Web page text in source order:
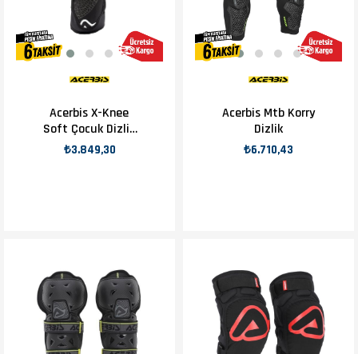
Acerbis X-Knee
Soft Çocuk Dizlik
Siyah Beyaz
₺3.849,30
Acerbis Mtb Korry
Dizlik
₺6.710,43